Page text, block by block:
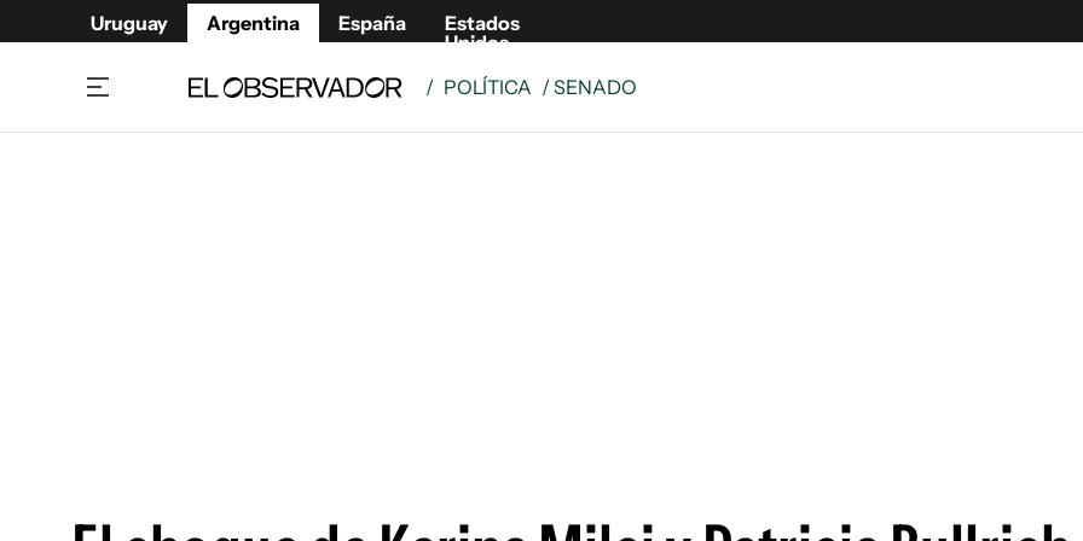
Uruguay Argentina España
Estados
Unidos
/ POLÍTICA / SENADO